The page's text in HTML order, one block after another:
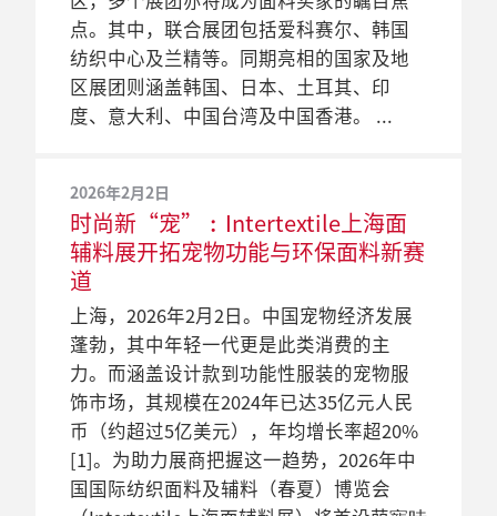
点。其中，联合展团包括爱科赛尔、韩国
纺织中心及兰精等。同期亮相的国家及地
区展团则涵盖韩国、日本、土耳其、印
度、意大利、中国台湾及中国香港。
2026年2月2日
时尚新“宠”︰Intertextile上海面
辅料展开拓宠物功能与环保面料新赛
道
上海，2026年2月2日。中国宠物经济发展
蓬勃，其中年轻一代更是此类消费的主
力。而涵盖设计款到功能性服装的宠物服
饰市场，其规模在2024年已达35亿元人民
币（约超过5亿美元），年均增长率超20%
[1]。为助力展商把握这一趋势，2026年中
国国际纺织面料及辅料（春夏）博览会
2025年2月7日
Intertextile上海面辅料春夏展公布
重点展商，功能性和可持续面料将成
展会焦点
商、展出面积达190,000平方米的中国国际
纺织面料及辅料（春夏）博览会
（Intertextile上海面辅料展）即将在上海国
家会展中心举行，大力推广各类纺织产品
和服务。就如大部分产业一样，纺织界致
力打造可持续未来，并在相关方面取得了
更长足的发展。事实上，此一趋势已充分
落实到整个纺织链中，而要数其中一项潜
力发展，还得提及功能性纺织品使用越来
越多可回收材料和生物基纤维的转变。在
最近几届展会中，可持续功能性产品受到
2024年2月8日
Intertextile上海面辅料展将紧贴市
场需求，刮起可持续运动时装风潮
注重环保。时至今日，与环保相关的创新
解决方案已渗透至整个价值链。而在即将
举行的中国国际纺织面料及辅料（春夏）
博览会（Intertextile上海面辅料展）上，参
展商也将展示一系列可持续纺织品、辅料
和解决方案，从有机棉纤维到再生涤纶拉
链等，全方位展示各类型产品。展会将于
2024年3月6至8日在国家会展中心（上海）
盛大举行，规模将达190,000平方米，吸引
超过3,000家国内外参展商齐集七大展厅，
而场内更设有多个主要特色展区，包括：
率
中国奢侈品市场近年来不断扩大，消费者
对高品质的高端服饰、定制服务和独特图
案设计的需求不断增加。在此背景下，定
（春夏）博览会（Intertextile上海面辅料
展）将针对市场需求完善展会布局规划，
中外展商将井井有条地以区域及产品细
分，为买家提供便捷的采购体验，创造更
多合作契机。
2023年2月21日
Intertextile上海面辅料展现可持续
发展及功能性面料高科技
在探索可持续发展和功能性面料的开发及
（春夏）博览会在国家会展中心（上海）
同期举办。
2021年12月10日
月春夏展展期
2021中国国际纺织面料及辅料（春夏）博
览会（Intertextile上海面辅料展）迎来了来
自17个国家及地区近2,600家展商，以及来
自57个国家及地区超过80,000位买家。下
一届春夏展将于2022年3月9至11日在国家
会展中心（上海）举行，以支持全球纺织
服装业的复苏、信息交流以及在应对气候
变化方面取得进展。
的欧洲面料到创新图案设计，国际参展商
将以优质、丰富的产品满足买家的采购需
求。展会比原定日期稍微推迟，现改为于
2021年3月17至19日在国家会展中心举行，
国国际纺织纱线（春夏）展览会
（yarnexpo春夏纱线展）、中国国际服装
服饰博览会（CHIC）及PH Value中国国际
针织（春夏）博览会同期举办。
2021年2月22日
春夏Intertextile上海纺织品展及
yarnexpo纱线展将延期举行
为响应当地政府相关部门的指引，主办单
位决定推迟以下三场原定于3月10至12日举
2019年度的两场中国国际纺织面料及辅料
博览会（下称Intertextile上海面辅料展）创
下新辉煌：春夏展和秋冬展观众数量均增
长15%；产品种类、展会质量与创新方面获
2020年3月11日至13日在上海国家会展中心
举办。届时，全球纺织品供应商和买家将
在此业内享有盛誉的采购平台再次挖掘新
潜力，探寻新机遇。
活的采购方案。展会于3月12日至14日举
行，汇集来自世界各地的供应商，产品琳
琅满目，满足各种采购需求，例如少批量
订单、需要快速交货的订单和定制产品
2019年3月1日
全新可持续发展及功能性面料亮相
Intertextile上海面辅料展
本年度中国国际纺织面料及辅料（春夏）
博览会(Intertextile面辅料展)将于3月12日
至14日在上海举办，逾3,000家来自20多个
国家和地区的参展商，将展示各式各样的
纺织品类别，从时尚到科创领域，一应俱
全。产品专区多元化，迎合市场不同的需